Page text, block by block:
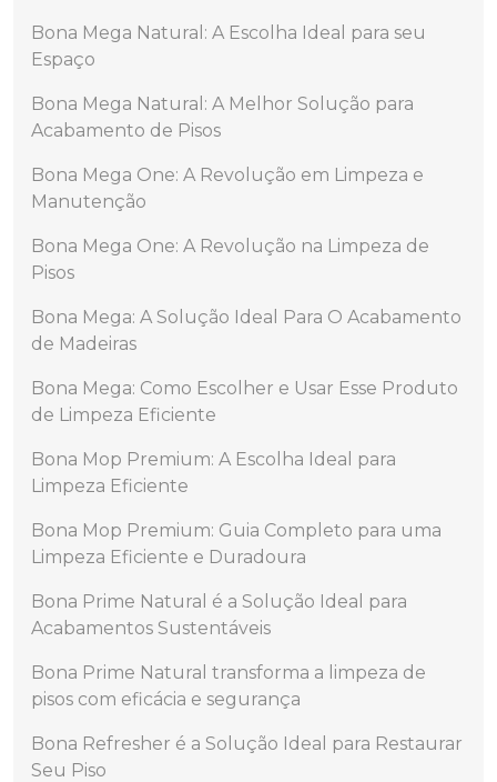
Bona Mega Natural: A Escolha Ideal para seu
Espaço
Bona Mega Natural: A Melhor Solução para
Acabamento de Pisos
Bona Mega One: A Revolução em Limpeza e
Manutenção
Bona Mega One: A Revolução na Limpeza de
Pisos
Bona Mega: A Solução Ideal Para O Acabamento
de Madeiras
Bona Mega: Como Escolher e Usar Esse Produto
de Limpeza Eficiente
Bona Mop Premium: A Escolha Ideal para
Limpeza Eficiente
Bona Mop Premium: Guia Completo para uma
Limpeza Eficiente e Duradoura
Bona Prime Natural é a Solução Ideal para
Acabamentos Sustentáveis
Bona Prime Natural transforma a limpeza de
pisos com eficácia e segurança
Bona Refresher é a Solução Ideal para Restaurar
Seu Piso